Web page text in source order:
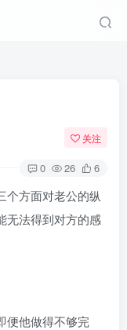
关注
0 26 6
方面对老公的纵
无法得到对方的感
他做得不够完